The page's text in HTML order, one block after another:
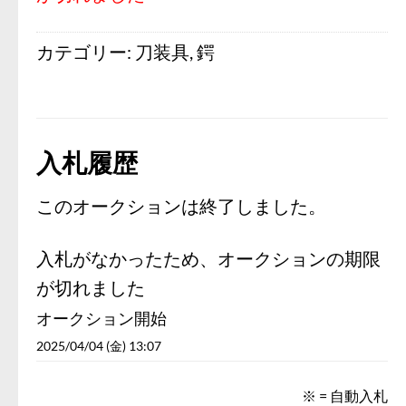
カテゴリー: 刀装具 鍔
入札履歴
このオークションは終了しました。
入札がなかったため、オークションの期限
が切れました
オークション開始
2025/04/04 (金) 13:07
※ = 自動入札